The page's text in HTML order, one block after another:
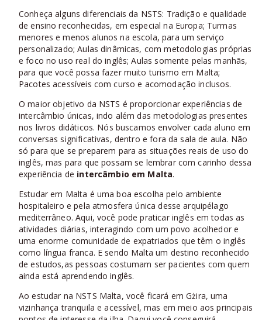
Conheça alguns diferenciais da NSTS: Tradição e qualidade
de ensino reconhecidas, em especial na Europa; Turmas
menores e menos alunos na escola, para um serviço
personalizado; Aulas dinâmicas, com metodologias próprias
e foco no uso real do inglês; Aulas somente pelas manhãs,
para que você possa fazer muito turismo em Malta;
Pacotes acessíveis com curso e acomodação inclusos.
O maior objetivo da NSTS é proporcionar experiências de
intercâmbio únicas, indo além das metodologias presentes
nos livros didáticos. Nós buscamos envolver cada aluno em
conversas significativas, dentro e fora da sala de aula. Não
só para que se preparem para as situações reais de uso do
inglês, mas para que possam se lembrar com carinho dessa
experiência de intercâmbio em Malta.
Estudar em Malta é uma boa escolha pelo ambiente
hospitaleiro e pela atmosfera única desse arquipélago
mediterrâneo. Aqui, você pode praticar inglês em todas as
atividades diárias, interagindo com um povo acolhedor e
uma enorme comunidade de expatriados que têm o inglês
como língua franca. E sendo Malta um destino reconhecido
de estudos,as pessoas costumam ser pacientes com quem
ainda está aprendendo inglês.
Ao estudar na NSTS Malta, você ficará em Gżira, uma
vizinhança tranquila e acessível, mas em meio aos principais